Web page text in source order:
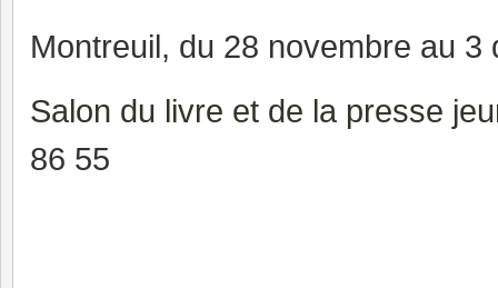
Montreuil, du 28 novembre au 3
Salon du livre et de la presse
86 55